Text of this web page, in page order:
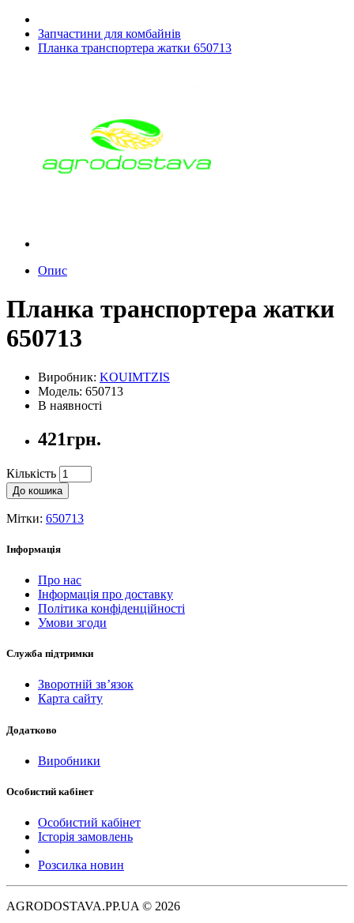
Запчастини для комбайнів
Планка транспортера жатки 650713
Опис
Планка транспортера жатки
650713
Виробник: KOUIMTZIS
Модель: 650713
В наявності
421грн.
Кількість
До кошика
Мітки: 650713
Інформація
Про нас
Інформація про доставку
Політика конфіденційності
Умови згоди
Служба підтримки
Зворотній зв’язок
Карта сайту
Додатково
Виробники
Особистий кабінет
Особистий кабінет
Історія замовлень
Розсилка новин
AGRODOSTAVA.PP.UA © 2026